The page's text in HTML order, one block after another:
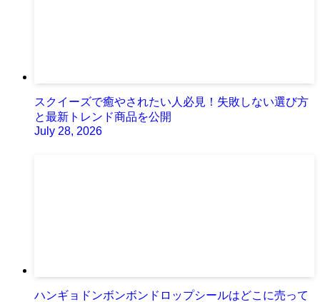
スクイーズで癒やされたい人必見！失敗しない選び方
と最新トレンド商品を公開
July 28, 2026
ハンギョドンボンボンドロップシールはどこに売って